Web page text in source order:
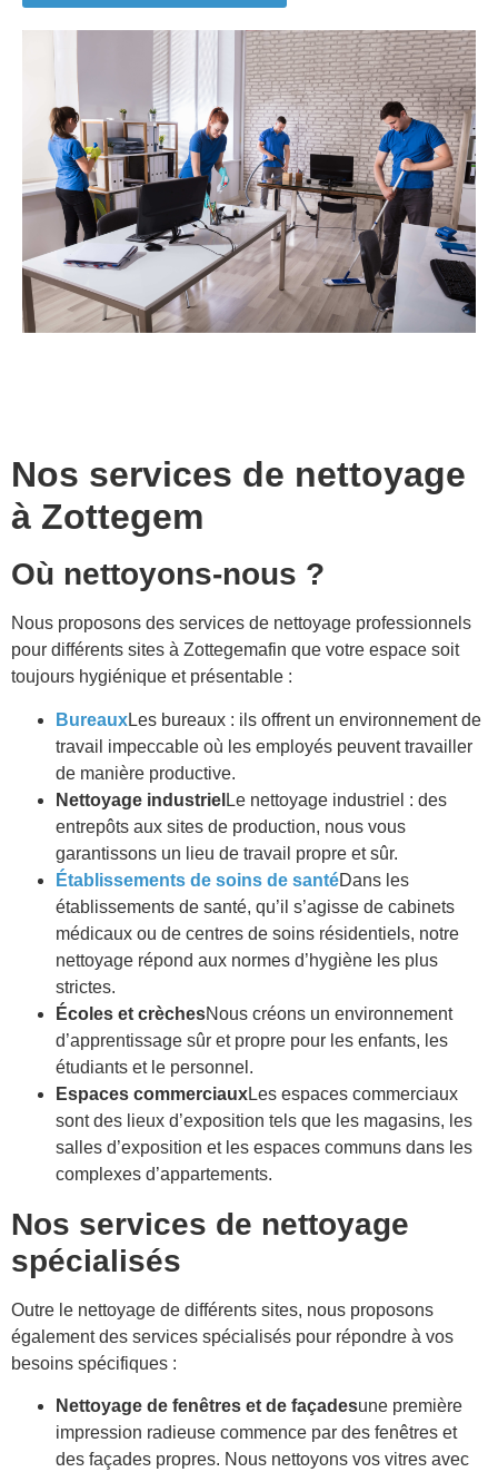
Nos services de nettoyage
à Zottegem
Où nettoyons-nous ?
Nous proposons des services de nettoyage professionnels
pour différents sites à Zottegemafin que votre espace soit
toujours hygiénique et présentable :
BureauxLes bureaux : ils offrent un environnement de
travail impeccable où les employés peuvent travailler
de manière productive.
Nettoyage industriel Le nettoyage industriel : des
entrepôts aux sites de production, nous vous
garantissons un lieu de travail propre et sûr.
Établissements de soins de santéDans les
établissements de santé, qu’il s’agisse de cabinets
médicaux ou de centres de soins résidentiels, notre
nettoyage répond aux normes d’hygiène les plus
strictes.
Écoles et crèchesNous créons un environnement
d’apprentissage sûr et propre pour les enfants, les
étudiants et le personnel.
Espaces commerciauxLes espaces commerciaux
sont des lieux d’exposition tels que les magasins, les
salles d’exposition et les espaces communs dans les
complexes d’appartements.
Nos services de nettoyage
spécialisés
Outre le nettoyage de différents sites, nous proposons
également des services spécialisés pour répondre à vos
besoins spécifiques :
Nettoyage de fenêtres et de façadesune première
impression radieuse commence par des fenêtres et
des façades propres. Nous nettoyons vos vitres avec